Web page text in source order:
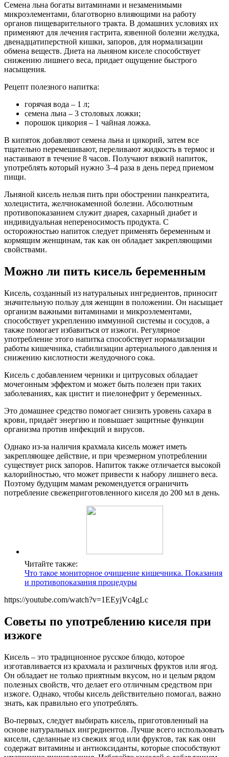
Семена льна богаты витаминами и незаменимыми
микроэлементами, благотворно влияющими на работу
органов пищеварительного тракта. В домашних условиях их
применяют для лечения гастрита, язвенной болезни желудка,
двенадцатиперстной кишки, запоров, для нормализации
обмена веществ. Диета на льняном киселе способствует
снижению лишнего веса, придает ощущение быстрого
насыщения.
Рецепт полезного напитка:
горячая вода – 1 л;
семена льна – 3 столовых ложки;
порошок цикория – 1 чайная ложка.
В кипяток добавляют семена льна и цикорий, затем все
тщательно перемешивают, переливают жидкость в термос и
настаивают в течение 8 часов. Получают вязкий напиток,
употреблять который нужно 3–4 раза в день перед приемом
пищи.
Льняной кисель нельзя пить при обострении панкреатита,
холецистита, желчнокаменной болезни. Абсолютным
противопоказанием служит диарея, сахарный диабет и
индивидуальная непереносимость продукта. С
осторожностью напиток следует применять беременным и
кормящим женщинам, так как он обладает закрепляющими
свойствами.
Можно ли пить кисель беременным
Кисель, созданный из натуральных ингредиентов, приносит
значительную пользу для женщин в положении. Он насыщает
организм важными витаминами и микроэлементами,
способствует укреплению иммунной системы и сосудов, а
также помогает избавиться от изжоги. Регулярное
употребление этого напитка способствует нормализации
работы кишечника, стабилизации артериального давления и
снижению кислотности желудочного сока.
Кисель с добавлением черники и цитрусовых обладает
мочегонным эффектом и может быть полезен при таких
заболеваниях, как цистит и пиелонефрит у беременных.
Это домашнее средство помогает снизить уровень сахара в
крови, придаёт энергию и повышает защитные функции
организма против инфекций и вирусов.
Однако из-за наличия крахмала кисель может иметь
закрепляющее действие, и при чрезмерном употреблении
существует риск запоров. Напиток также отличается высокой
калорийностью, что может привести к набору лишнего веса.
Поэтому будущим мамам рекомендуется ограничить
потребление свежеприготовленного киселя до 200 мл в день.
Читайте также:
Что такое мониторное очищение кишечника. Показания
и противопоказания процедуры
https://youtube.com/watch?v=1EEyjVc4gLc
Советы по употреблению киселя при
изжоге
Кисель – это традиционное русское блюдо, которое
изготавливается из крахмала и различных фруктов или ягод.
Он обладает не только приятным вкусом, но и целым рядом
полезных свойств, что делает его отличным средством при
изжоге. Однако, чтобы кисель действительно помогал, важно
знать, как правильно его употреблять.
Во-первых, следует выбирать кисель, приготовленный на
основе натуральных ингредиентов. Лучше всего использовать
кисели, сделанные из свежих ягод или фруктов, так как они
содержат витамины и антиоксиданты, которые способствуют